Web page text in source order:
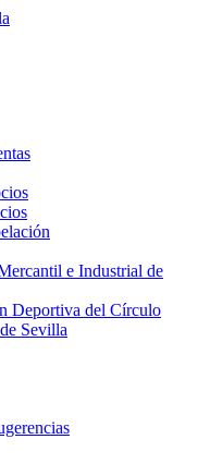
e Industrial de
Deportiva del Círculo
Sevilla